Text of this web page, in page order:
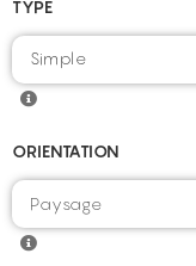
TYPE
Simple
ORIENTATION